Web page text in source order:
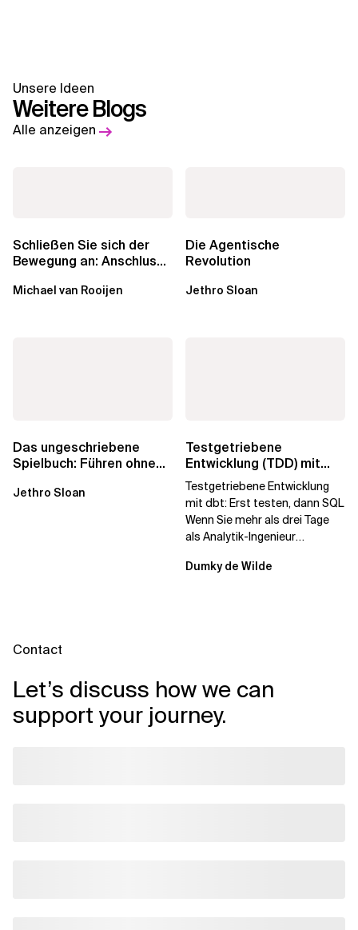
Unsere Ideen
Weitere Blogs
Alle anzeigen
Schließen Sie sich der
Bewegung an: Anschluss
Michael van Rooijen
Die Agentische
Revolution
Jethro Sloan
Das ungeschriebene
Spielbuch: Führen ohne
Jethro Sloan
Testgetriebene
Entwicklung (TDD) mit
dbt: Erst testen, dann
SQL
Testgetriebene Entwicklung
mit dbt: Erst testen, dann SQL
Wenn Sie mehr als drei Tage
als Analytik-Ingenieur
Dumky de Wilde
Contact
Let’s discuss how we can
support your journey.